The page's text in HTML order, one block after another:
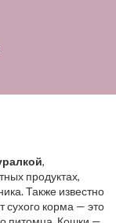
,
продуктах,
. Также известно
сухого корма — это